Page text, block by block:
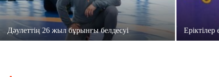
Дәулеттің 26 жыл бұрынғы белдесуі Еріктілер